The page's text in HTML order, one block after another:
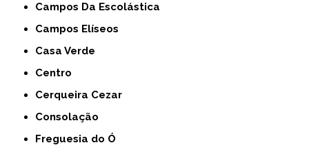
Campos Da Escolástica
Campos Elíseos
Casa Verde
Centro
Cerqueira Cezar
Consolação
Freguesia do Ó